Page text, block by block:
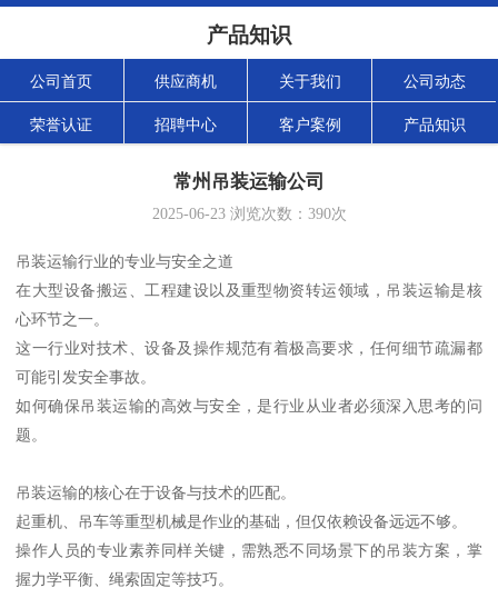
产品知识
公司首页 供应商机 关于我们 公司动态
荣誉认证 招聘中心 客户案例 产品知识
常州吊装运输公司
2025-06-23浏览次数： 390次
吊装运输行业的专业与安全之道
在大型设备搬运、工程建设以及重型物资转运领域，吊装运输是核
心环节之一。
这一行业对技术、设备及操作规范有着极高要求，任何细节疏漏都
可能引发安全事故。
如何确保吊装运输的高效与安全，是行业从业者必须深入思考的问
题。
吊装运输的核心在于设备与技术的匹配。
起重机、吊车等重型机械是作业的基础，但仅依赖设备远远不够。
操作人员的专业素养同样关键，需熟悉不同场景下的吊装方案，掌
握力学平衡、绳索固定等技巧。